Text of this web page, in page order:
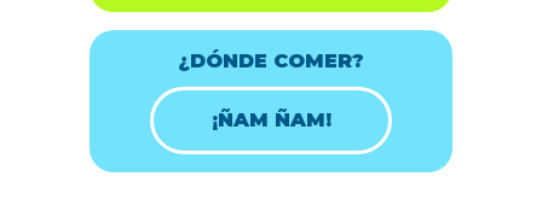
¿DÓNDE COMER?
¡ÑAM ÑAM!